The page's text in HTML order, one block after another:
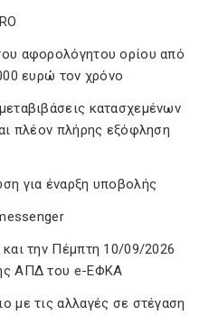
αφορολόγητου ορίου από
ευρώ τον χρόνο
κατασχεμένων
πλέον πλήρης εξόφληση
για έναρξη υποβολής
την Πέμπτη 10/09/2026
ΑΠΔ του e-ΕΦΚΑ
με τις αλλαγές σε στέγαση